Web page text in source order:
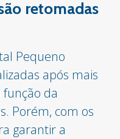
retomadas
Pequeno
após mais
da
Porém, com os
garantir a